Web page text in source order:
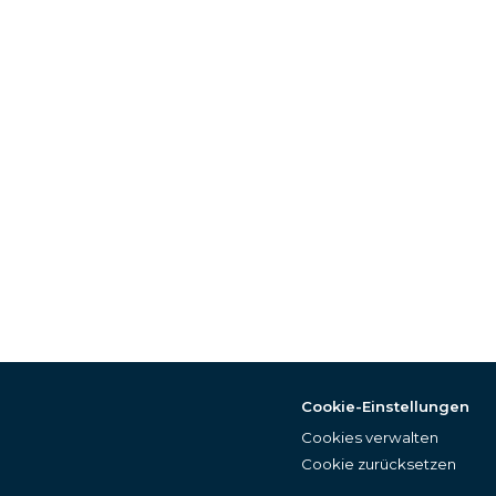
Cookie-Einstellungen
Cookies verwalten
Cookie zurücksetzen